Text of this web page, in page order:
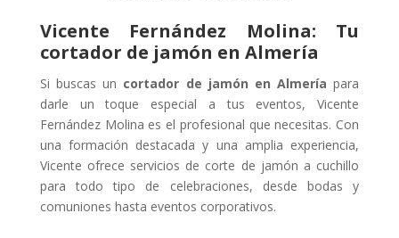
Vicente Fernández Molina: Tu
cortador de jamón en Almería
Si buscas un cortador de jamón en Almería para
darle un toque especial a tus eventos, Vicente
Fernández Molina es el profesional que necesitas. Con
una formación destacada y una amplia experiencia,
Vicente ofrece servicios de corte de jamón a cuchillo
para todo tipo de celebraciones, desde bodas y
comuniones hasta eventos corporativos.